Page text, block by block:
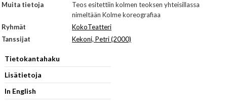
Muita tietoja
Teos esitettiin kolmen teoksen yhteisillassa
nimeltään Kolme koreografiaa
Ryhmät
KokoTeatteri
Tanssijat
Kekoni, Petri (2000)
Tietokantahaku
Lisätietoja
In English